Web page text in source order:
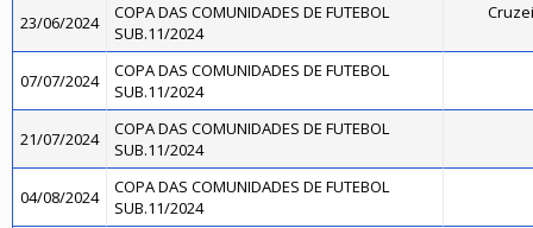
23/06/2024
COPA DAS COMUNIDADES DE FUTEBOL
SUB.11/2024
07/07/2024
COPA DAS COMUNIDADES DE FUTEBOL
SUB.11/2024
21/07/2024
COPA DAS COMUNIDADES DE FUTEBOL
SUB.11/2024
04/08/2024
COPA DAS COMUNIDADES DE FUTEBOL
SUB.11/2024